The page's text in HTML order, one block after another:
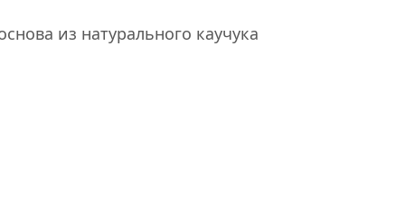
из натурального каучука